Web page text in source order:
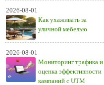
2026-08-01
Как ухаживать за
уличной мебелью
2026-08-01
Мониторинг трафика и
оценка эффективности
кампаний с UTM